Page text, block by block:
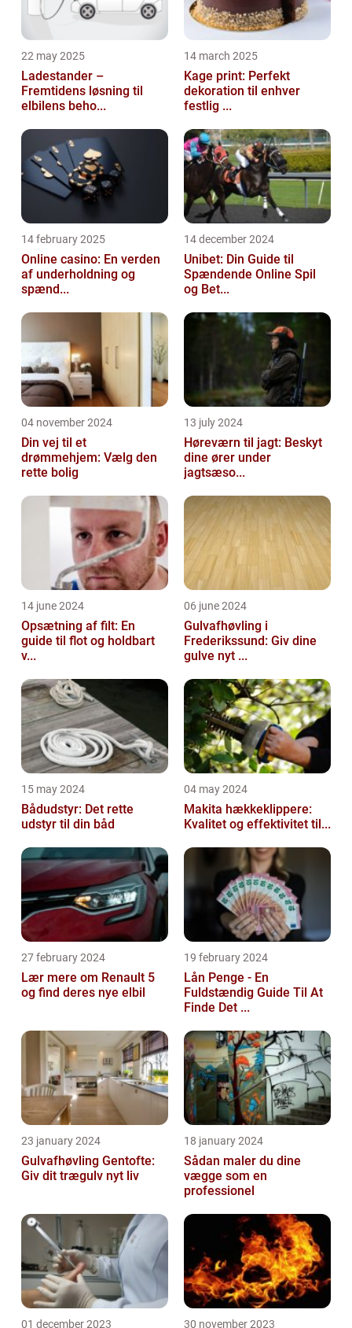
22 may 2025
Ladestander –
Fremtidens løsning til
elbilens beho...
14 march 2025
Kage print: Perfekt
dekoration til enhver
festlig ...
14 february 2025
Online casino: En verden
af underholdning og
spænd...
14 december 2024
Unibet: Din Guide til
Spændende Online Spil
og Bet...
04 november 2024
Din vej til et
drømmehjem: Vælg den
rette bolig
13 july 2024
Høreværn til jagt: Beskyt
dine ører under
jagtsæso...
14 june 2024
Opsætning af filt: En
guide til flot og holdbart
v...
06 june 2024
Gulvafhøvling i
Frederikssund: Giv dine
gulve nyt ...
15 may 2024
Bådudstyr: Det rette
udstyr til din båd
04 may 2024
Makita hækkeklippere:
Kvalitet og effektivitet til...
27 february 2024
Lær mere om Renault 5
og find deres nye elbil
19 february 2024
Lån Penge - En
Fuldstændig Guide Til At
Finde Det ...
23 january 2024
Gulvafhøvling Gentofte:
Giv dit trægulv nyt liv
18 january 2024
Sådan maler du dine
vægge som en
professionel
01 december 2023 30 november 2023